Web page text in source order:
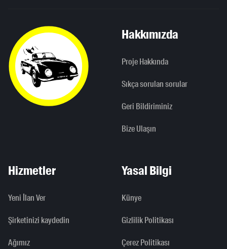
Hakkımızda
Proje Hakkında
Sıkça sorulan sorular
Geri Bildiriminiz
Bize Ulaşın
Hizmetler
Yeni İlan Ver
Şirketinizi kaydedin
Ağımız
Yasal Bilgi
Künye
Gizlilik Politikası
Çerez Politikası